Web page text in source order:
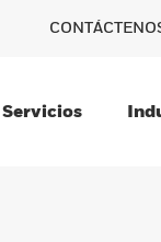
Servicios